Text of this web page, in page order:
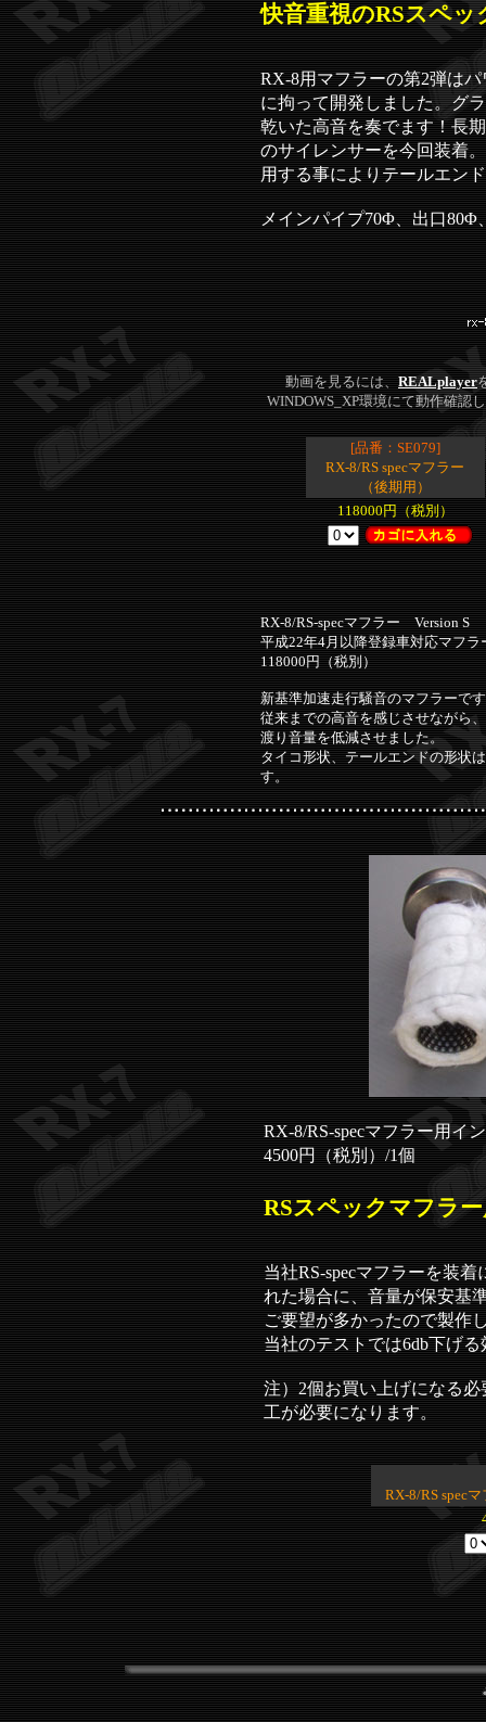
快音重視のRSスペ
RX-8用マフラーの第2弾は
に拘って開発しました。グ
乾いた高音を奏でます！長
のサイレンサーを今回装着
用する事によりテールエン
メインパイプ70Φ、出口80Φ
動画を見るには、REALplayer
WINDOWS_XP環境にて動作確認
[品番：SE079]
RX-8/RS specマフラー
（後期用）
118000円（税別）
RX-8/RS-specマフラー Version S
平成22年4月以降登録車対応マフラ
118000円（税別）
新基準加速走行騒音のマフラーで
従来までの高音を感じさせながら
渡り音量を低減させました。
タイコ形状、テールエンドの形状
す。
RX-8/RS-specマフラー用イ
4500円（税別）/1個
RSスペックマフラ
当社RS-specマフラーを装着
れた場合に、音量が保安基
ご要望が多かったので製作
当社のテストでは6db下げ
注）2個お買い上げになる
工が必要になります。
RX-8/RS spec